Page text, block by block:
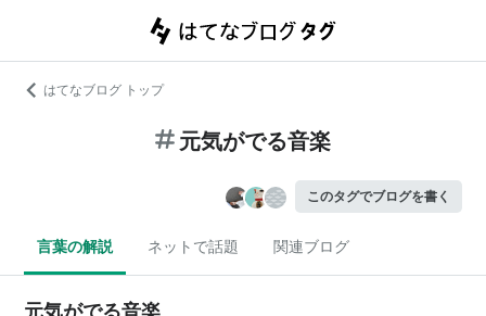
はてなブログ トップ
元気がでる音楽
このタグでブログを書く
言葉の解説 ネットで話題 関連ブログ
元気がでる音楽